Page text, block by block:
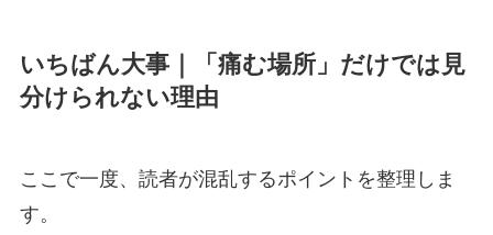
いちばん大事｜「痛む場所」だけでは見
分けられない理由
ここで一度、読者が混乱するポイントを整理しま
す。